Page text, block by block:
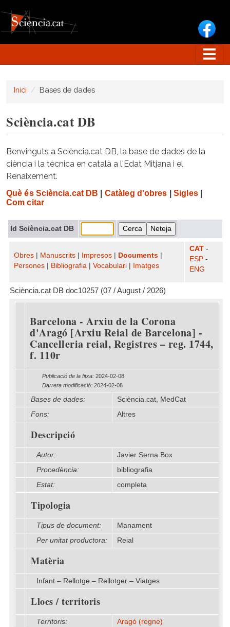
Inici Bases de dades
Sciència.cat DB
Benvinguts a Sciència.cat DB, la base de dades de la
ciència i la tècnica en català a l'Edat Mitjana i el
Renaixement.
Què és Sciència.cat DB Catàleg d'obres Sigles|
Com citar
Id Sciència.cat DB
Obres Manuscrits Impresos Documents
Persones
Bibliografia Vocabulari Imatges
CAT -
ESP -
ENG
Sciència.cat DB doc10257 (07 / August / 2026)
Barcelona - Arxiu de la Corona
d'Aragó [Arxiu Reial de Barcelona] -
Cancelleria reial, Registres – reg. 1744,
f. 110r
Publicació de la fitxa: 2024-02-08
Darrera modificació: 2024-02-08
Bases de dades:
Sciència.cat, MedCat
Fons:
Altres
Descripció
Autor:
Javier Serna Box
Procedència:
bibliografia
Estat:
completa
Tipologia
Tipus de document:
Manament
Per unitat productora:
Reial
Matèria
Infant – Rellotge – Rellotger – Viatges
Llocs / territoris
Territoris:
Aragó (regne)